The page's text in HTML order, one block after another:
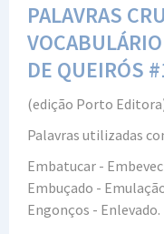
PALAVRAS
DE QUEIRÓS
(edição Porto
Palavras utilizadas
Embatucar -
Embuçado -
Engonços - Enlevado.